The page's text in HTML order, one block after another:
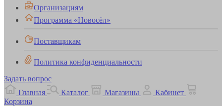
Организациям
Программа «Новосёл»
Поставщикам
Политика конфиденциальности
Задать вопрос
Главная
Каталог Магазины
Кабинет
Корзина